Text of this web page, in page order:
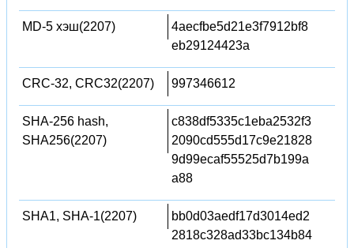
MD-5 хэш(2207)
4aecfbe5d21e3f7912bf8
eb29124423a
CRC-32, CRC32(2207) 997346612
SHA-256 hash,
SHA256(2207)
c838df5335c1eba2532f3
2090cd555d17c9e21828
9d99ecaf55525d7b199a
a88
SHA1, SHA-1(2207)
bb0d03aedf17d3014ed2
2818c328ad33bc134b84